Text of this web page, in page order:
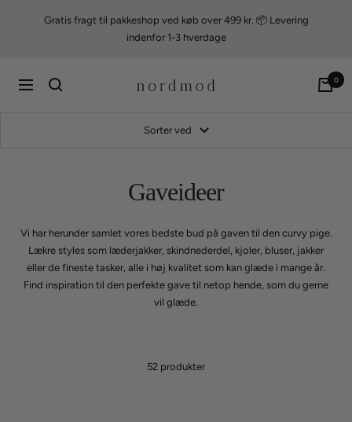
Gratis fragt til pakkeshop ved køb over 499 kr. 📦 Levering
indenfor 1-3 hverdage
Navigation nordmod 0
Sorter ved
Gaveideer
Vi har herunder samlet vores bedste bud på gaven til den curvy pige.
Lækre styles som læderjakker, skindnederdel, kjoler, bluser, jakker
eller de fineste tasker, alle i høj kvalitet som kan glæde i mange år.
Find inspiration til den perfekte gave til netop hende, som du gerne
vil glæde.
52 produkter